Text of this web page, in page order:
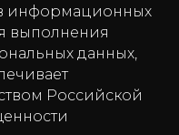
информационных
выполнения
данных,
Российской